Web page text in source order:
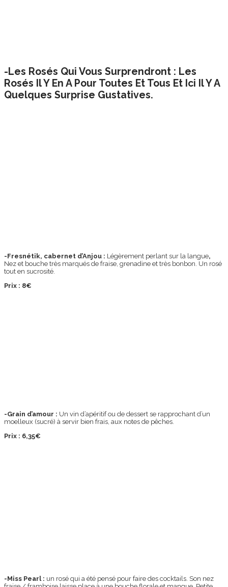
-Les Rosés Qui Vous Surprendront : Les
Rosés Il Y En A Pour Toutes Et Tous Et Ici Il Y A
Quelques Surprise Gustatives.
-Fresnétik, cabernet d’Anjou : Légèrement perlant sur la langue,
Nez et bouche très marqués de fraise, grenadine et très bonbon. Un rosé
tout en sucrosité.
Prix : 8€
-Grain d’amour : Un vin d’apéritif ou de dessert se rapprochant d’un
moelleux (sucré) à servir bien frais, aux notes de pêches.
Prix : 6,35€
-Miss Pearl : un rosé qui a été pensé pour faire des cocktails. Son nez